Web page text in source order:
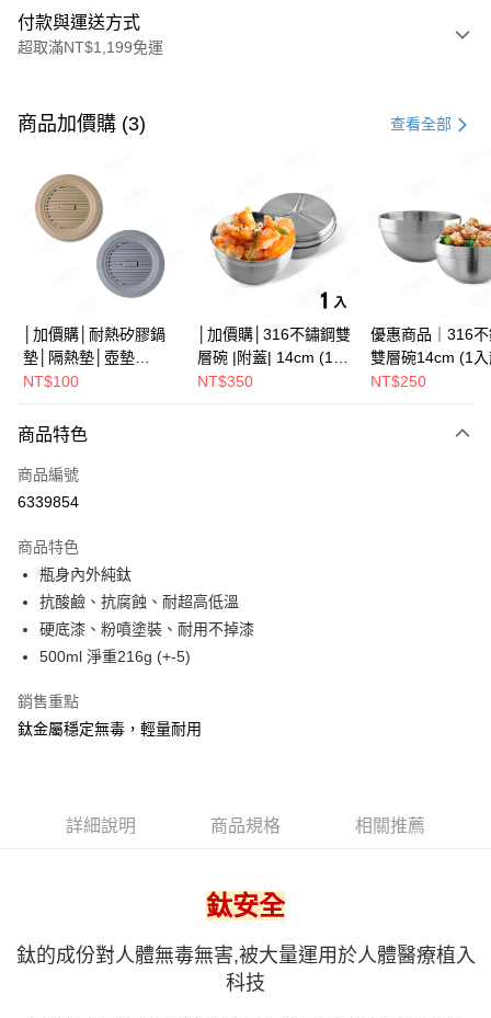
付款與運送方式
超取滿NT$1,199免運
信用卡一次付款
Apple Pay
街口支付
Google Pay
全盈+PAY
全家取貨（下單付款）後，現貨商品將於 3 個工作天內寄出
每筆NT$75，滿NT$1,199(含以上)免運費
7-11取貨（下單付款）後，現貨商品將於 3 個工作天內寄出
（不含訂購當天與例假日）
每筆NT$75，滿NT$1,199(含以上)免運費
商品加價購 (3) 查看全部
│加價購│耐熱矽膠鍋
墊│隔熱墊│壺墊
NT$100
│加價購│316不鏽鋼雙
層碗 |附蓋| 14cm (1入
散裝) SG0141
NT$350
優惠商品｜316
雙層碗14cm (1
SG0140
NT$250
商品特色
商品編號
6339854
商品特色
瓶身內外純鈦
抗酸鹼、抗腐蝕、耐超高低溫
硬底漆、粉噴塗裝、耐用不掉漆
500ml 淨重216g (+-5)
銷售重點
鈦金屬穩定無毒，輕量耐用
詳細說明 商品規格 相關推薦
鈦安全
鈦的成份對人體無毒無害,被大量運用於人體醫療植入
科技